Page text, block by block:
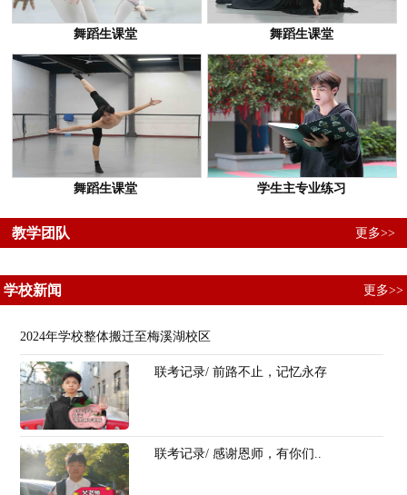
舞蹈生课堂 舞蹈生课堂
舞蹈生课堂 学生主专业练习
教学团队 更多>>
学校新闻 更多>>
2024年学校整体搬迁至梅溪湖校区
联考记录/ 前路不止，记忆永存
联考记录/ 感谢恩师，有你们..